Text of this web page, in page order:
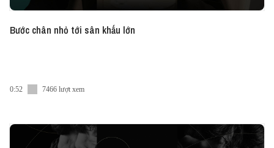
Bước chân nhỏ tới sân khấu lớn
0:52 7466 lượt xem